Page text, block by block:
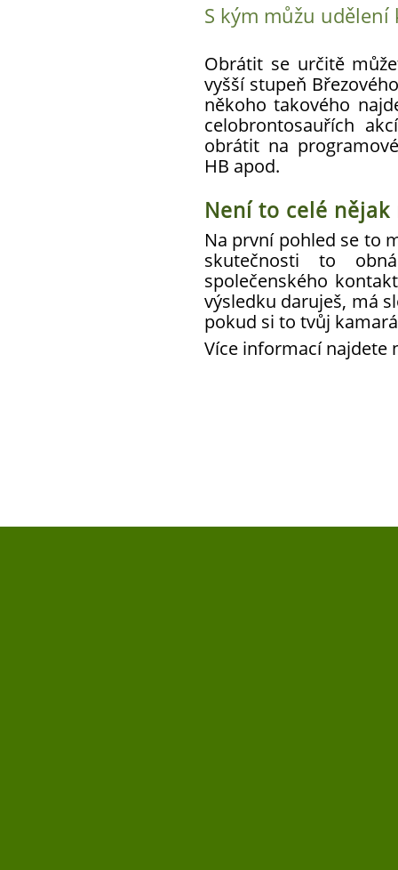
S kým můžu udělení
Obrátit se určitě
vyšší stupeň
někoho takového
celobrontosauřích
obrátit na
HB apod.
Není to celé nějak
Na první pohled se to
skutečnosti to
společenského
výsledku daruješ, má
pokud si to tvůj
Více informací najdete